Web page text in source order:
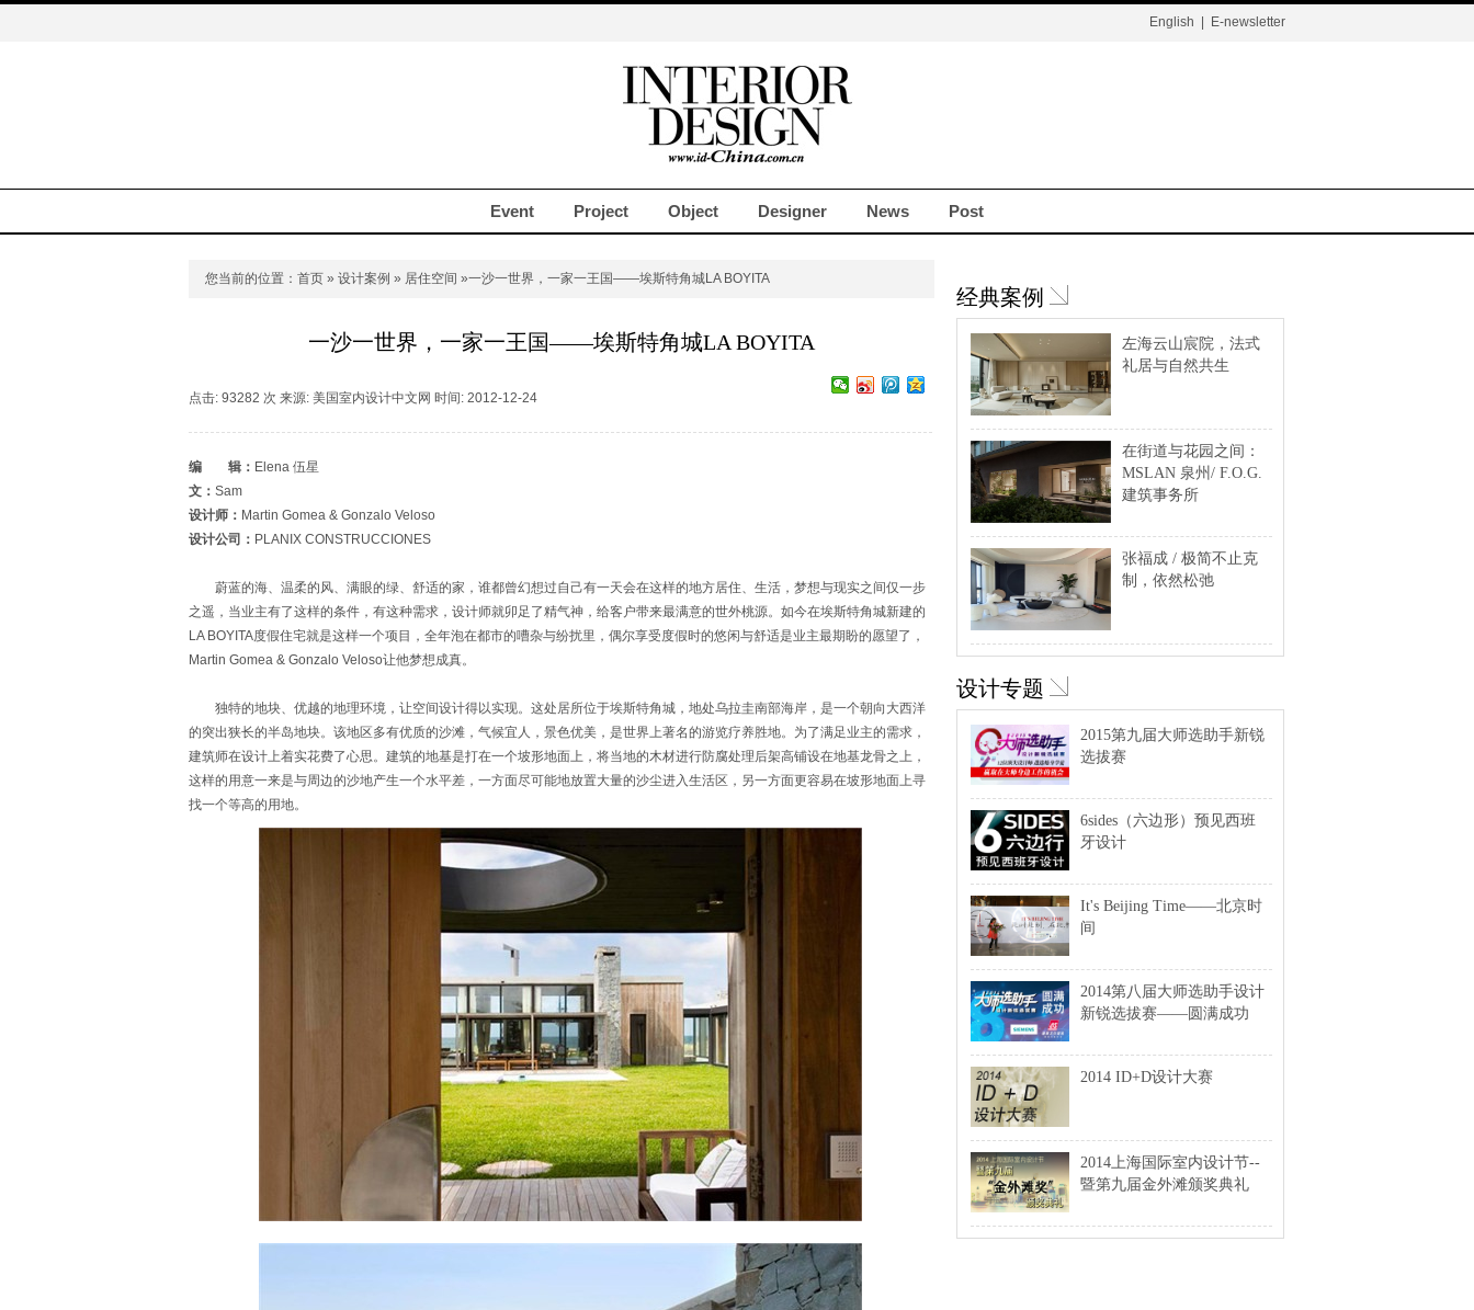
English E-newsletter
Event Project Object Designer News Post
您当前的位置： 首页 » 设计案例 » 居住空间 »一沙一世界，一家一王国——埃斯特角城LA BOYITA
一沙一世界，一家一王国——埃斯特角城LA BOYITA
点击: 93282 次 来源: 美国室内设计中文网 时间: 2012-12-24
编 辑： Elena 伍星
文： Sam
设计师： Martin Gomea & Gonzalo Veloso
设计公司： PLANIX CONSTRUCCIONES
蔚蓝的海、温柔的风、满眼的绿、舒适的家，谁都曾幻想过自己有一天会在这样的地方居住、生活，梦想与现实之间仅一步
之遥，当业主有了这样的条件，有这种需求，设计师就卯足了精气神，给客户带来最满意的世外桃源。如今在埃斯特角城新建的
LA BOYITA度假住宅就是这样一个项目，全年泡在都市的嘈杂与纷扰里，偶尔享受度假时的悠闲与舒适是业主最期盼的愿望了，
Martin Gomea & Gonzalo Veloso让他梦想成真。
独特的地块、优越的地理环境，让空间设计得以实现。这处居所位于埃斯特角城，地处乌拉圭南部海岸，是一个朝向大西洋
的突出狭长的半岛地块。该地区多有优质的沙滩，气候宜人，景色优美，是世界上著名的游览疗养胜地。为了满足业主的需求，
建筑师在设计上着实花费了心思。建筑的地基是打在一个坡形地面上，将当地的木材进行防腐处理后架高铺设在地基龙骨之上，
这样的用意一来是与周边的沙地产生一个水平差，一方面尽可能地放置大量的沙尘进入生活区，另一方面更容易在坡形地面上寻
找一个等高的用地。
经典案例
左海云山宸院，法式
礼居与自然共生
在街道与花园之间：
MSLAN 泉州/ F.O.G.
建筑事务所
张福成 / 极简不止克
制，依然松弛
设计专题
2015第九届大师选助手新锐
选拔赛
6sides（六边形）预见西班
牙设计
It's Beijing Time——北京时
间
2014第八届大师选助手设计
新锐选拔赛——圆满成功
2014 ID+D设计大赛
2014上海国际室内设计节--
暨第九届金外滩颁奖典礼